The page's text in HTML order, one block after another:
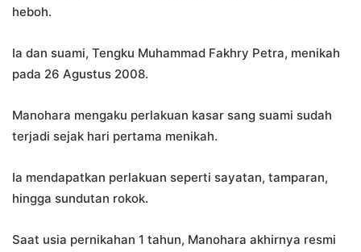
heboh.
Ia dan suami, Tengku Muhammad Fakhry Petra, menikah
pada 26 Agustus 2008.
Manohara mengaku perlakuan kasar sang suami sudah
terjadi sejak hari pertama menikah.
Ia mendapatkan perlakuan seperti sayatan, tamparan,
hingga sundutan rokok.
Saat usia pernikahan 1 tahun, Manohara akhirnya resmi